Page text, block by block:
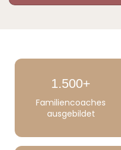
1.500+
Familiencoaches
ausgebildet